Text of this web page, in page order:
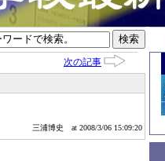
次の記事
三浦博史 at 2008/3/06 15:09:20